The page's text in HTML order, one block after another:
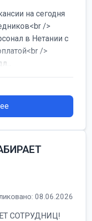
на сегодня
/>
в Нетании с
/>
08.06.2026
СОТРУДНИЦ!